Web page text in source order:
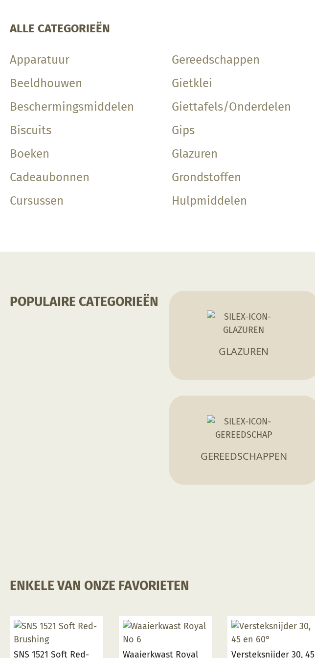
ALLE CATEGORIEËN
Apparatuur
Beeldhouwen
Beschermingsmiddelen
Biscuits
Boeken
Cadeaubonnen
Cursussen
Gereedschappen
Gietklei
Giettafels/Onderdelen
Gips
Glazuren
Grondstoffen
Hulpmiddelen
POPULAIRE CATEGORIEËN
GLAZUREN
GEREEDSCHAPPEN
ENKELE VAN ONZE FAVORIETEN
SNS 1521 Soft Red-
Waaierkwast Royal
Versteksnijder 30, 45